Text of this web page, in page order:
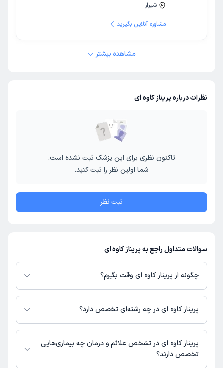
شیراز
مشاوره آنلاین بگیرید
مشاهده بیشتر
نظرات درباره پریناز کاوه ای
تاکنون نظری برای این پزشک ثبت نشده است.
شما اولین نظر را ثبت کنید.
ثبت نظر
سوالات متداول راجع به پریناز کاوه ای
چگونه از پریناز کاوه ای وقت بگیرم؟
در صورتی کهپریناز کاوه ایدارای پروفایل فعال و نوبت‌دهی باز در پلتفرم دکترتو
باشند، می‌توانید از طریق این پلتفرم برای دریافت نوبت اقدام کنید. در صورت
شماره تماس، برنامه حضور در مطب، تصاویر پزشک، ساعات کاری و سایر اطلاعات
مرتبط با خدمات پزشکی و نوبت‌گیری ممکن است در پروفایل ایشان در دکترتو در
دسترس باشد
پریناز کاوه ای در چه رشته‌ای تخصص دارد؟
پریناز کاوه ای در رشته‌های زیر (پیراپزشکی) تخصص دارند:
تغذیه
پریناز کاوه ای در تشخص علائم و درمان چه بیماری‌هایی
تخصص دارند؟